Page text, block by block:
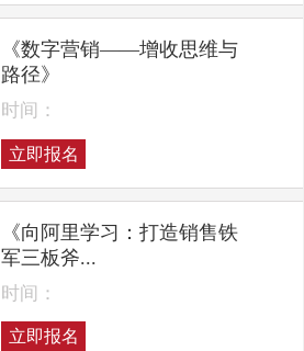
《数字营销——增收思维与
路径》
时间：
立即报名
《向阿里学习：打造销售铁
军三板斧...
时间：
立即报名